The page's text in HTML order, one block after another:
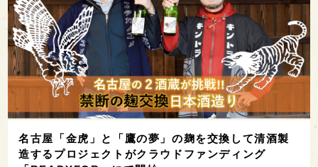
名古屋「金虎」と「鷹の夢」の麹を交換して清酒製
造するプロジェクトがクラウドファンディング